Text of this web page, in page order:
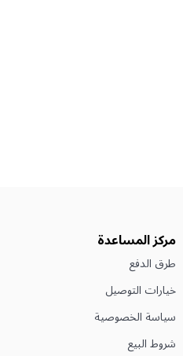
مركز المساعدة
طرق الدفع
خيارات التوصيل
سياسة الخصوصية
شروط البيع